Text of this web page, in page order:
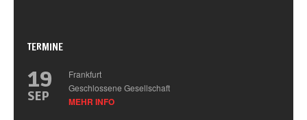
TERMINE
19
SEP
Frankfurt
Geschlossene Gesellschaft
MEHR INFO